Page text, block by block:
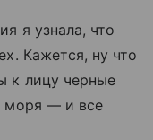
я узнала, что
Кажется, ну что
к лицу черные
моря — и все